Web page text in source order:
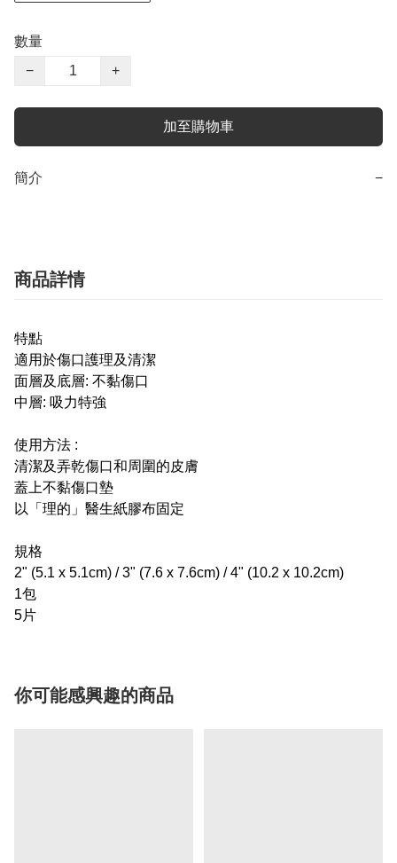
數量
−
+
加至購物車
簡介 −
商品詳情
特點
適用於傷口護理及清潔​
面層及底層: 不黏傷口
中層: 吸力特強
使用方法 :
清潔及弄乾傷口和周圍的皮膚
蓋上不黏傷口墊
以「理的」醫生紙膠布固定
規格
2" (5.1 x 5.1cm) / 3" (7.6 x 7.6cm) / 4" (10.2 x 10.2cm)
1包
5片
你可能感興趣的商品